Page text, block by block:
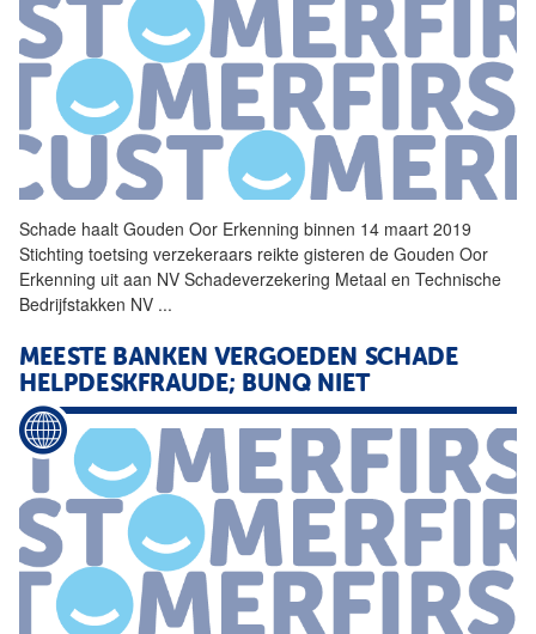
Schade haalt Gouden Oor Erkenning binnen 14 maart 2019
Stichting toetsing verzekeraars reikte gisteren de Gouden Oor
Erkenning uit aan NV Schadeverzekering Metaal en Technische
Bedrijfstakken NV ...
MEESTE BANKEN VERGOEDEN SCHADE
HELPDESKFRAUDE; BUNQ NIET